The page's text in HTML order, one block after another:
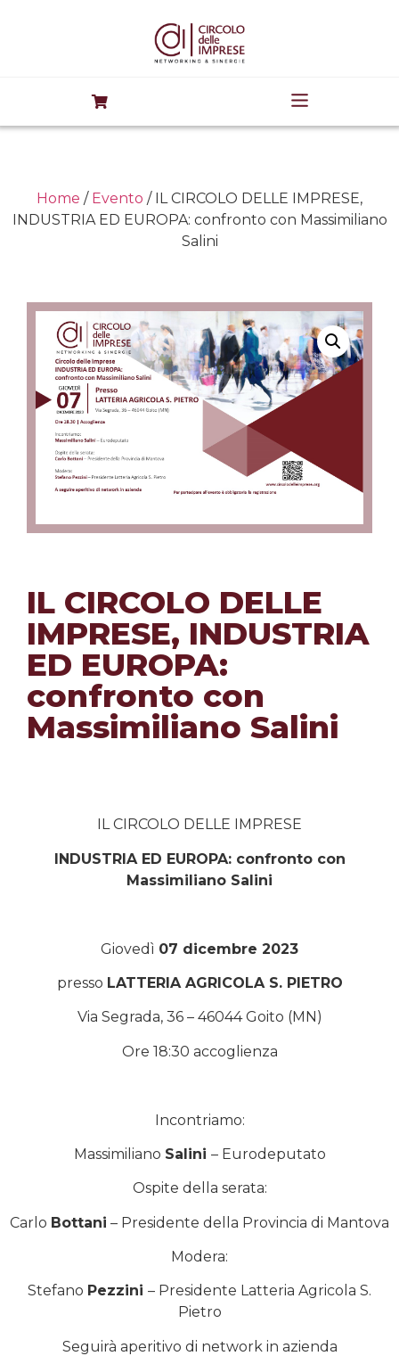
Home / Evento / IL CIRCOLO DELLE IMPRESE,
INDUSTRIA ED EUROPA: confronto con Massimiliano
Salini
IL CIRCOLO DELLE
IMPRESE, INDUSTRIA
ED EUROPA:
confronto con
Massimiliano Salini
IL CIRCOLO DELLE IMPRESE
INDUSTRIA ED EUROPA: confronto con
Massimiliano Salini
Giovedì 07 dicembre 2023
presso LATTERIA AGRICOLA S. PIETRO
Via Segrada, 36 – 46044 Goito (MN)
Ore 18:30 accoglienza
Incontriamo:
Massimiliano Salini – Eurodeputato
Ospite della serata:
Carlo Bottani – Presidente della Provincia di Mantova
Modera:
Stefano Pezzini – Presidente Latteria Agricola S.
Pietro
Seguirà aperitivo di network in azienda